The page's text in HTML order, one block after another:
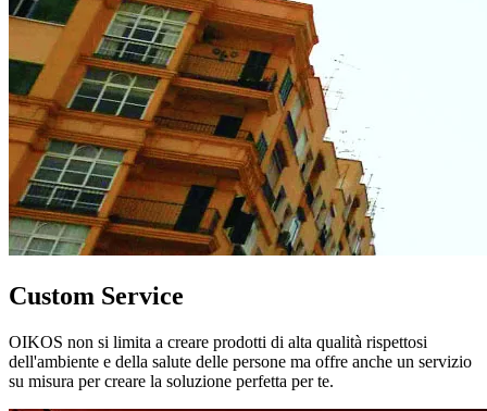
Custom Service
OIKOS non si limita a creare prodotti di alta qualità rispettosi
dell'ambiente e della salute delle persone ma offre anche un servizio
su misura per creare la soluzione perfetta per te.